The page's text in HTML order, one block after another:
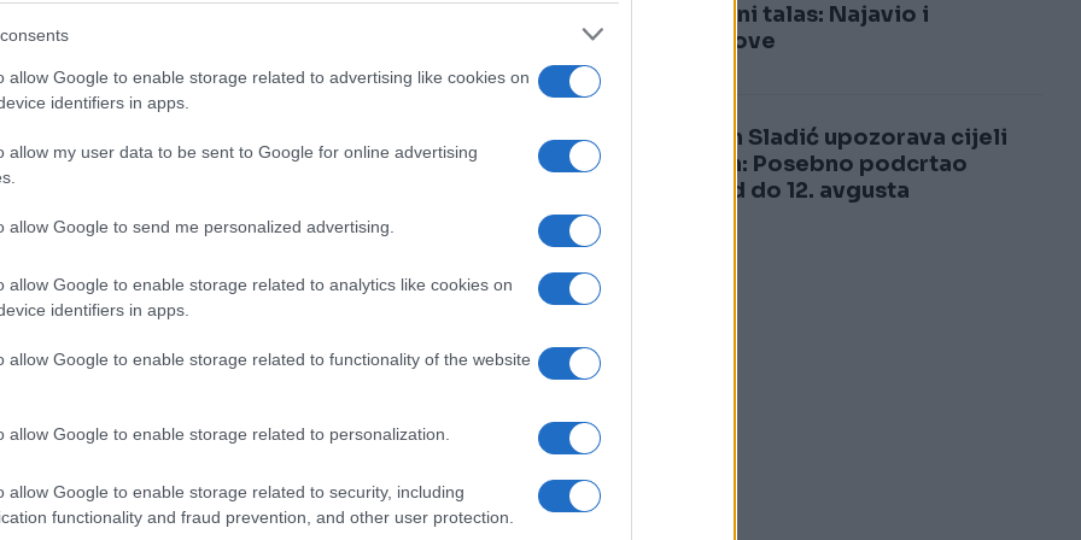
allow Google to enable storage related to advertising like cookies on
identifiers in apps.
allow my user data to be sent to Google for online advertising
allow Google to send me personalized advertising.
allow Google to enable storage related to analytics like cookies on
identifiers in apps.
allow Google to enable storage related to functionality of the website
allow Google to enable storage related to personalization.
allow Google to enable storage related to security, including
functionality and fraud prevention, and other user protection.
dijelovima zemlje.
i sjeveroistočnim krajevima Bosne, naročito
prilike već narednog dana trebale
ostati niže od prosjeka za ovo doba godine te
dok će na jugu zemlje dosezati do 20 ili 21
vremenske prilike jer će vlažan i
uslovljavati lokalne pljuskove, posebno u
i centralne Bosne.
suho jeste ponedjeljak, prije dolaska
toplotni talas: Najavio i
pljuskove
4
Nedim Sladić upozorava cijeli
Balkan: Posebno podcrtao
period do 12. avgusta